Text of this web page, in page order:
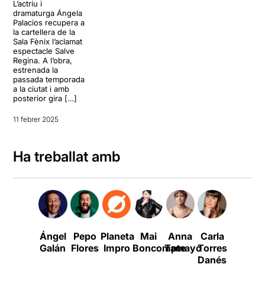
L’actriu i
dramaturga Ángela
Palacios recupera a
la cartellera de la
Sala Fènix l’aclamat
espectacle Salve
Regina. A l’obra,
estrenada la
passada temporada
a la ciutat i amb
posterior gira […]
11 febrer 2025
Ha treballat amb
Ángel
Galán
Pepo
Flores
Planeta
Impro
Mai
Boncompte
Anna
Tamayo
Carla
Torres
Danés